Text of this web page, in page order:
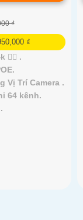
₫
₫
👍🏾 .
Vị Trí Camera .
64 kênh.